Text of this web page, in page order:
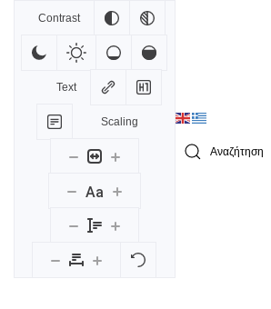
Skip to main content
Contrast
Text
Scaling
Aa